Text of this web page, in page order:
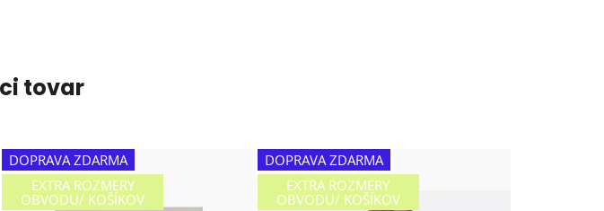
tovar
DOPRAVA ZDARMA
EXTRA ROZMERY
OBVODU/ KOŠÍKOV
DOPRAVA ZDARMA
EXTRA ROZMERY
OBVODU/ KOŠÍKOV